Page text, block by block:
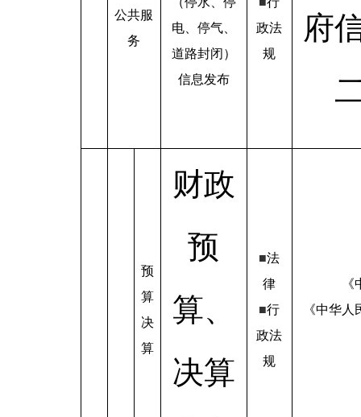
公共服
务
电、停气、
道路封闭）
信息发布
政法
规
府
预
算
决
算
财政
预
算、
决算
■法
律
■行
政法
规
《中华